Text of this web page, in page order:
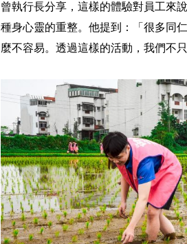
曾執行長分享，這樣的體驗對員工來
種身心靈的重整。他提到：「很多同
麼不容易。透過這樣的活動，我們不